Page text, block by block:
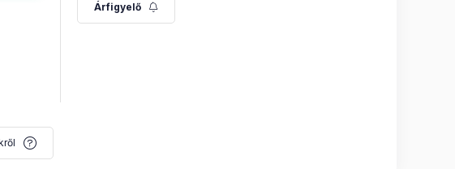
Árfigyelő